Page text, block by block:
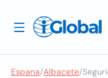
Espana/Albacete/